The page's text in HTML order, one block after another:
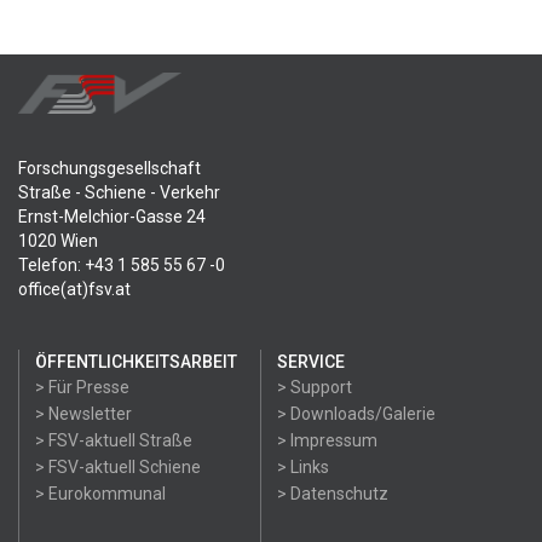
Forschungsgesellschaft
Straße - Schiene - Verkehr
Ernst-Melchior-Gasse 24
1020 Wien
Telefon: +43 1 585 55 67 -0
office(at)fsv.at
ÖFFENTLICHKEITSARBEIT
> Für Presse
> Newsletter
> FSV-aktuell Straße
> FSV-aktuell Schiene
> Eurokommunal
SERVICE
> Support
> Downloads/Galerie
> Impressum
> Links
> Datenschutz